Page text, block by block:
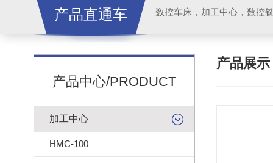
产品直通车
产品中心/PRODUCT
加工中心
HMC-100
产品展示